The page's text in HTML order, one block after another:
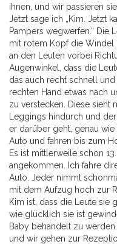
ihnen, und wir passieren
Jetzt sage ich „Kim. Jetzt
Pampers wegwerfen.“ Die
mit rotem Kopf die Windel
an den Leuten vorbei
Augenwinkel, dass die
das auch recht schnell
rechten Hand etwas nach
zu verstecken. Diese sieht
Leggings hindurch und
er darüber geht, genau
Auto und fahren bis zum
Es ist mittlerweile schon
angekommen. Ich fahre
Auto. Jeder nimmt
mit dem Aufzug hoch zur
Kim ist, dass die Leute sie
wie glücklich sie ist
Baby behandelt zu
und wir gehen zur